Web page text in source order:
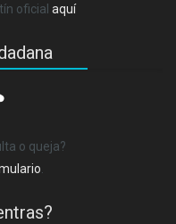
oficial aquí
o queja?